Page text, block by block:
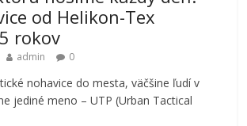
od Helikon-Tex
rokov
admin 0
nohavice do mesta, väčšine ľudí v
jediné meno – UTP (Urban Tactical